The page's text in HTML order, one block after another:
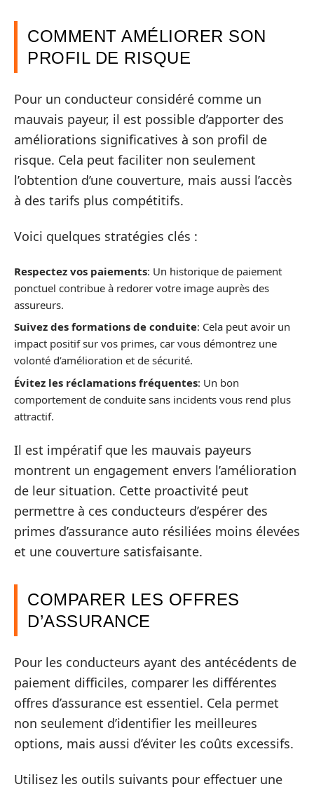
COMMENT AMÉLIORER SON
PROFIL DE RISQUE
Pour un conducteur considéré comme un
mauvais payeur, il est possible d’apporter des
améliorations significatives à son profil de
risque. Cela peut faciliter non seulement
l’obtention d’une couverture, mais aussi l’accès
à des tarifs plus compétitifs.
Voici quelques stratégies clés :
Respectez vos paiements: Un historique de paiement
ponctuel contribue à redorer votre image auprès des
assureurs.
Suivez des formations de conduite: Cela peut avoir un
impact positif sur vos primes, car vous démontrez une
volonté d’amélioration et de sécurité.
Évitez les réclamations fréquentes: Un bon
comportement de conduite sans incidents vous rend plus
attractif.
Il est impératif que les mauvais payeurs
montrent un engagement envers l’amélioration
de leur situation. Cette proactivité peut
permettre à ces conducteurs d’espérer des
primes d’assurance auto résiliées moins élevées
et une couverture satisfaisante.
COMPARER LES OFFRES
D’ASSURANCE
Pour les conducteurs ayant des antécédents de
paiement difficiles, comparer les différentes
offres d’assurance est essentiel. Cela permet
non seulement d’identifier les meilleures
options, mais aussi d’éviter les coûts excessifs.
Utilisez les outils suivants pour effectuer une